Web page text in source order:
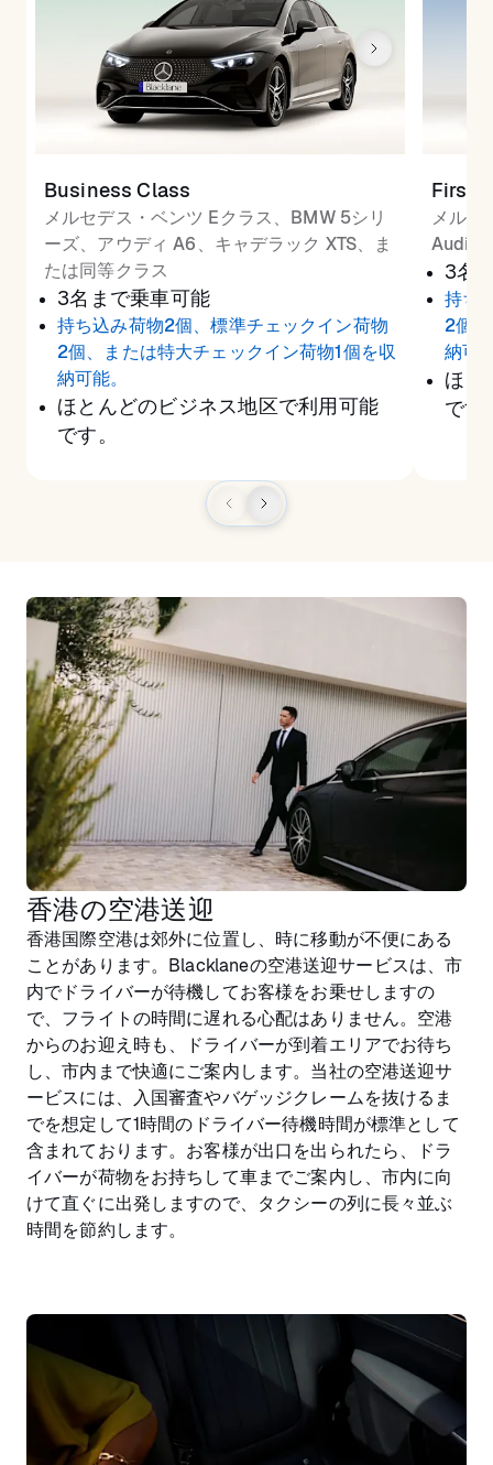
Business Class
メルセデス・ベンツ Eクラス、BMW 5シリ
ーズ、アウディ A6、キャデラック XTS、ま
たは同等クラス
3名まで乗車可能
持ち込み荷物2個、標準チェックイン荷物
2個、または特大チェックイン荷物1個を収
納可能。
ほとんどのビジネス地区で利用可能
です。
First
メルセ
Audi
3名
持ち
2個
納可
ほと
です
香港の空港送迎
香港国際空港は郊外に位置し、時に移動が不便にある
ことがあります。Blacklaneの空港送迎サービスは、市
内でドライバーが待機してお客様をお乗せしますの
で、フライトの時間に遅れる心配はありません。空港
からのお迎え時も、ドライバーが到着エリアでお待ち
し、市内まで快適にご案内します。当社の空港送迎サ
ービスには、入国審査やバゲッジクレームを抜けるま
でを想定して1時間のドライバー待機時間が標準として
含まれております。お客様が出口を出られたら、ドラ
イバーが荷物をお持ちして車までご案内し、市内に向
けて直ぐに出発しますので、タクシーの列に長々並ぶ
時間を節約します。